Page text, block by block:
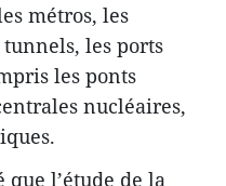
métros, les
les ports
les ponts
nucléaires,
l’étude de la